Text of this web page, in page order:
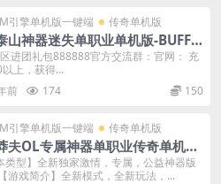
引擎单机版一键端 传奇单机版
山神器迷失单职业单机版-BUFF
-附带GM后台
进团礼包888888官方交流群：官网： 充
上，获得...
前
174 150
引擎单机版一键端 传奇单机版
夫OL专属神器单职业传奇单机版-
GM后台
类型】全新独家激情，专属，公益神器版
游戏简介】全新模式，全新玩法，...